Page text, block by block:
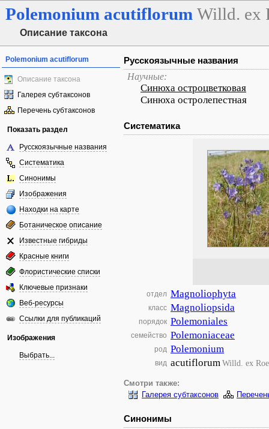
Polemonium acutiflorum Willd. ex
Описание таксона
Polemonium acutiflorum
Описание таксона
Галерея субтаксонов
Перечень субтаксонов
Показать раздел
Русскоязычные названия
Систематика
Синонимы
Изображения
Находки на карте
Ботаническое описание
Известные гибриды
Красные книги
Флористические списки
Ключевые признаки
Веб-ресурсы
Ссылки для публикаций
Изображения
Выбрать...
Русскоязычные названия
Научные:
Синюха остроцветковая
Синюха остролепестная
Систематика
отдел Magnoliophyta
класс Magnoliopsida
порядок Polemoniales
семейство Polemoniaceae
род Polemonium
вид acutiflorumWilld. ex
Смотри также:
Галерея субтаксонов
Синонимы